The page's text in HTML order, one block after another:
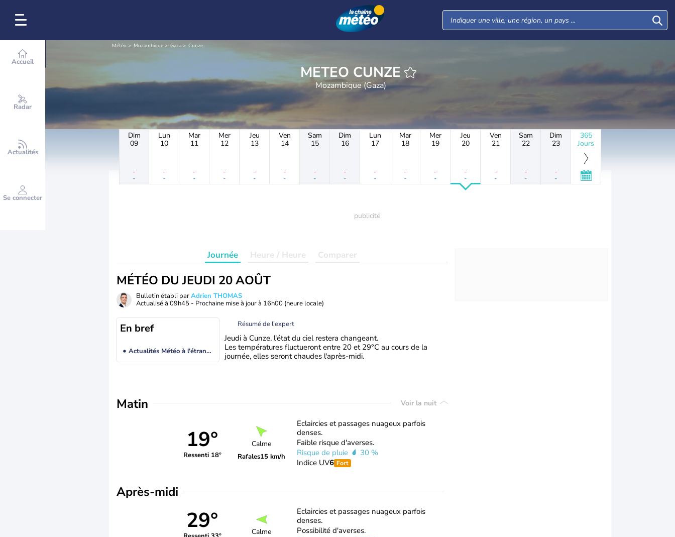
Accueil
Radar
Actualités
Se connecter
Météo Mozambique Gaza Cunze
METEO CUNZE
Mozambique (Gaza)
Dim
09
-
-
Lun
10
-
-
Mar
11
-
-
Mer
12
-
-
Jeu
13
-
-
Ven
14
-
-
Sam
15
-
-
Dim
16
-
-
Lun
17
-
-
Mar
18
-
-
Mer
19
-
-
Jeu
20
-
-
Ven
21
-
-
Sam
22
-
-
Dim
23
-
-
365
Jours
Journée Heure / Heure Comparer
MÉTÉO DU JEUDI 20 AOÛT
Bulletin établi parAdrien THOMAS
Actualisé à 09h45 - Prochaine mise à jour à 16h00 (heure locale)
En bref
Actualités Météo à l'étranger
Résumé de l’expert
Jeudi à Cunze, l'état du ciel restera changeant.
Les températures fluctueront entre 20 et 29°C au cours de la
journée, elles seront chaudes l'après-midi.
Matin Voir la nuit
19°
Ressenti 18°
Calme
Rafales15 km/h
Eclaircies et passages nuageux parfois
denses.
Faible risque d'averses.
Risque de pluie
30 %
Indice UV6 Fort
Après-midi
29° Calme
Eclaircies et passages nuageux parfois
denses.
Possibilité d'averses.